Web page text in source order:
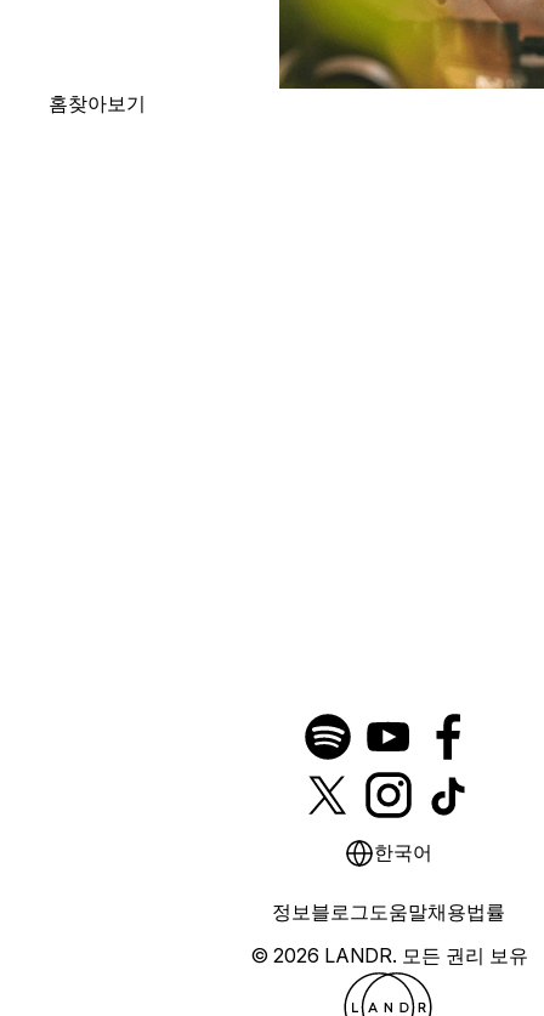
홈찾아보기
한국어
© 2026 LANDR. 모든 권리 보유
정보블로그도움말채용법률